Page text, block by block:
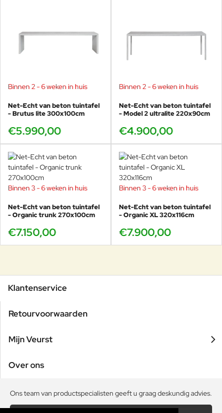
Binnen 2 - 6 weken in huis
Net-Echt van beton tuintafel
- Brutus lite 300x100cm
€5.990,00
Binnen 2 - 6 weken in huis
Net-Echt van beton tuintafel
- Model 2 ultralite 220x90cm
€4.900,00
Binnen 3 - 6 weken in huis
Net-Echt van beton tuintafel
- Organic trunk 270x100cm
€7.150,00
Binnen 3 - 6 weken in huis
Net-Echt van beton tuintafel
- Organic XL 320x116cm
€7.900,00
Klantenservice
Retourvoorwaarden
Mijn Veurst
Over ons
Ons team van productspecialisten geeft u graag deskundig advies.